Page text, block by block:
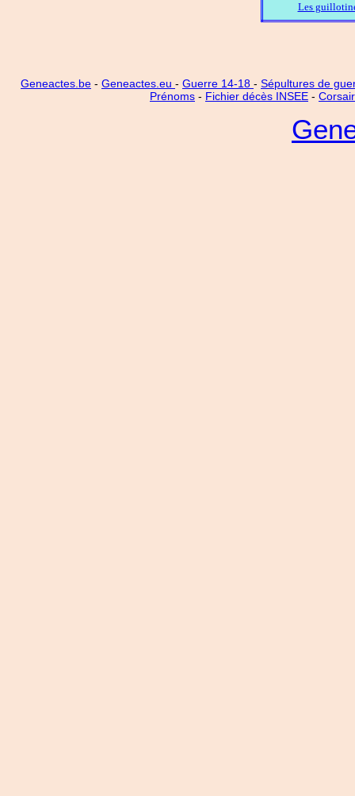
Les
Geneactes.be - Geneactes.eu - Guerre 14-18 - Sépultures de
Prénoms - Fichier décès INSEE -